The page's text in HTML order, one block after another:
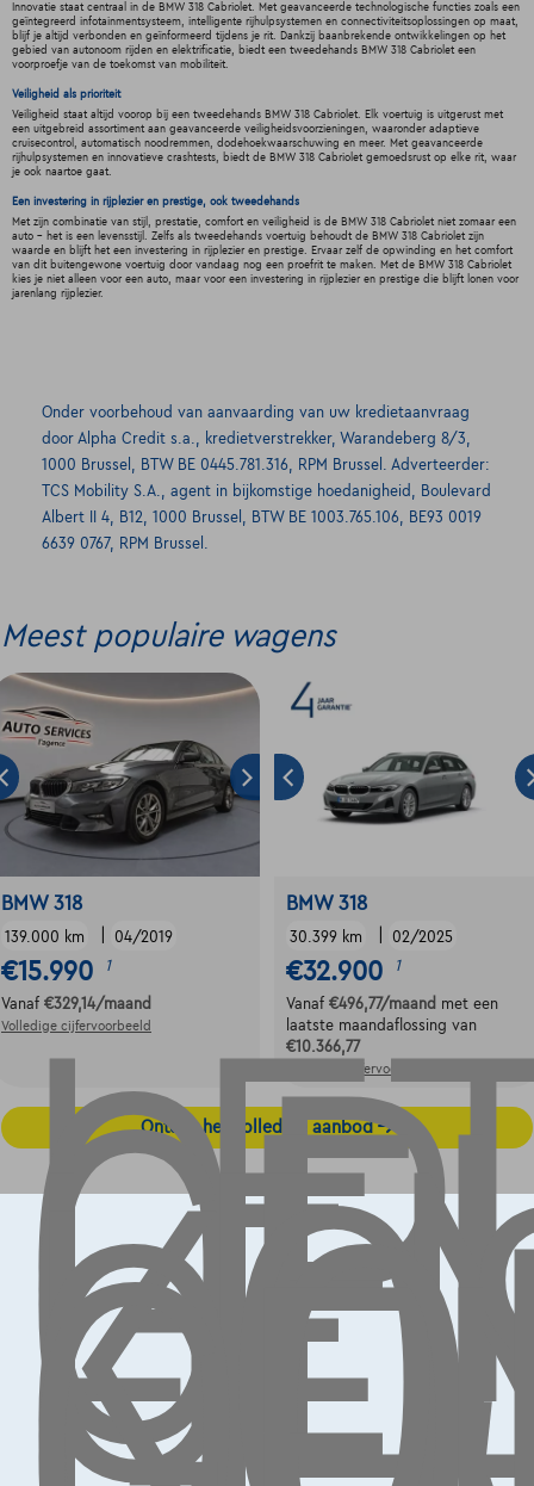
Innovatie staat centraal in de BMW 318 Cabriolet. Met geavanceerde technologische functies zoals een
geïntegreerd infotainmentsysteem, intelligente rijhulpsystemen en connectiviteitsoplossingen op maat,
blijf je altijd verbonden en geïnformeerd tijdens je rit. Dankzij baanbrekende ontwikkelingen op het
gebied van autonoom rijden en elektrificatie, biedt een tweedehands BMW 318 Cabriolet een
voorproefje van de toekomst van mobiliteit.
Veiligheid als prioriteit
Veiligheid staat altijd voorop bij een tweedehands BMW 318 Cabriolet. Elk voertuig is uitgerust met
een uitgebreid assortiment aan geavanceerde veiligheidsvoorzieningen, waaronder adaptieve
cruisecontrol, automatisch noodremmen, dodehoekwaarschuwing en meer. Met geavanceerde
rijhulpsystemen en innovatieve crashtests, biedt de BMW 318 Cabriolet gemoedsrust op elke rit, waar
je ook naartoe gaat.
Een investering in rijplezier en prestige, ook tweedehands
Met zijn combinatie van stijl, prestatie, comfort en veiligheid is de BMW 318 Cabriolet niet zomaar een
auto - het is een levensstijl. Zelfs als tweedehands voertuig behoudt de BMW 318 Cabriolet zijn
waarde en blijft het een investering in rijplezier en prestige. Ervaar zelf de opwinding en het comfort
van dit buitengewone voertuig door vandaag nog een proefrit te maken. Met de BMW 318 Cabriolet
kies je niet alleen voor een auto, maar voor een investering in rijplezier en prestige die blijft lonen voor
jarenlang rijplezier.
Onder voorbehoud van aanvaarding van uw kredietaanvraag
door Alpha Credit s.a., kredietverstrekker, Warandeberg 8/3,
1000 Brussel, BTW BE 0445.781.316, RPM Brussel. Adverteerder:
TCS Mobility S.A., agent in bijkomstige hoedanigheid, Boulevard
Albert II 4, B12, 1000 Brussel, BTW BE 1003.765.106, BE93 0019
6639 0767, RPM Brussel.
Meest populaire wagens
BMW 318
139.000 km 04/2019
€15.990 1
Vanaf €329,14/maand
Volledige cijfervoorbeeld
BMW 318
30.399 km 02/2025
€32.900 1
Vanaf €496,77/maand met een
laatste maandaflossing van
€10.366,77
Volledige cijfervoorbeeld
Ontdek het volledige aanbod
OP,
Contact
info@touringcarselect.be
Koning Albert II-laan 4, B12
1000 Brussel